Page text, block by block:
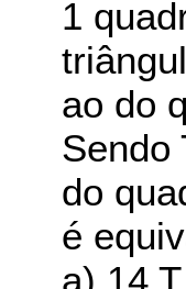
1
ao do
Sendo
do
é
a) 14